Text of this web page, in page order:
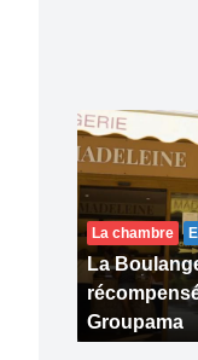
La chambre
La
Groupama